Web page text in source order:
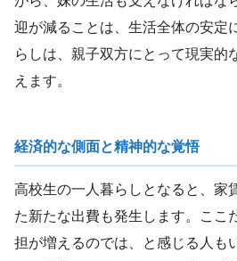
迎が減ることは、生活全体の安定
らしは、親子双方にとって現実的
えます。
経済的な側面と精神的な覚悟
高校生の一人暮らしとなると、家
た新たな出費も発生します。ここ
担が増えるのでは、と感じる人も